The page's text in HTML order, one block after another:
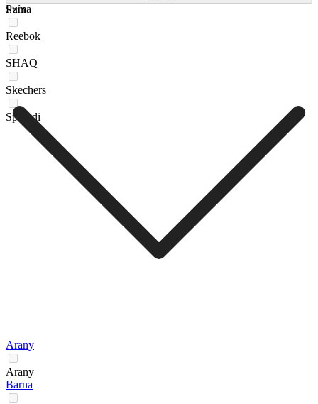
Puma
Reebok
SHAQ
Skechers
Sprandi
Szín
Arany
Arany
Barna